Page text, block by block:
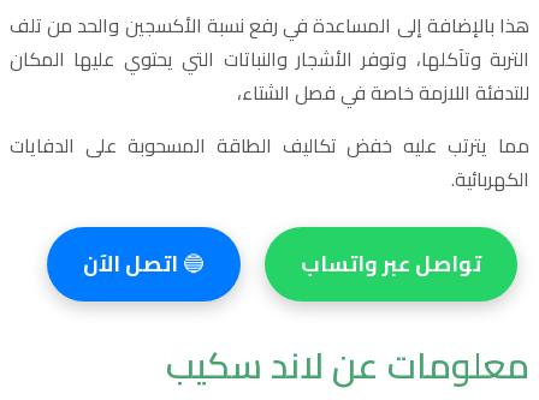
هذا بالإضافة إلى المساعدة في رفع نسبة الأكسجين والحد من تلف
التربة وتآكلها، وتوفر الأشجار والنباتات التي يحتوي عليها المكان
للتدفئة اللازمة خاصة في فصل الشتاء،
مما يترتب عليه خفض تكاليف الطاقة المسحوبة على الدفايات
الكهربائية.
تواصل عبر واتساب 🔵اتصل الآن
معلومات عن لاند سكيب